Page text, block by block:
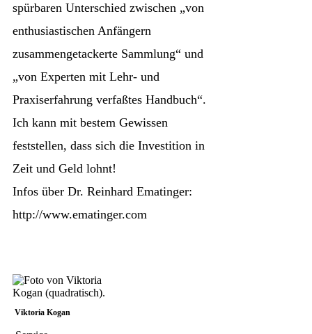
spürbaren Unterschied zwischen „von
enthusiastischen Anfängern
zusammengetackerte Sammlung“ und
„von Experten mit Lehr- und
Praxiserfahrung verfaßtes Handbuch“.
Ich kann mit bestem Gewissen
feststellen, dass sich die Investition in
Zeit und Geld lohnt!
Infos über Dr. Reinhard Ematinger:
http://www.ematinger.com
Viktoria Kogan